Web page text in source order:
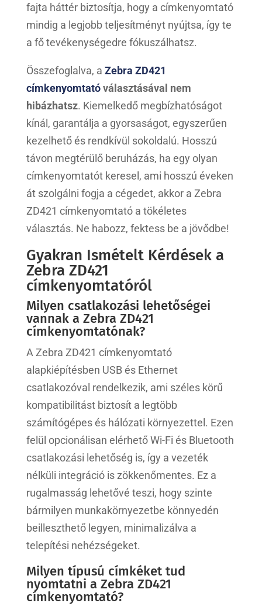
fajta háttér biztosítja, hogy a címkenyomtató
mindig a legjobb teljesítményt nyújtsa, így te
a fő tevékenységedre fókuszálhatsz.
Összefoglalva, a Zebra ZD421
címkenyomtatóválasztásával nem
hibázhatsz. Kiemelkedő megbízhatóságot
kínál, garantálja a gyorsaságot, egyszerűen
kezelhető és rendkívül sokoldalú. Hosszú
távon megtérülő beruházás, ha egy olyan
címkenyomtatót keresel, ami hosszú éveken
át szolgálni fogja a cégedet, akkor a Zebra
ZD421 címkenyomtató a tökéletes
választás. Ne habozz, fektess be a jövődbe!
Gyakran Ismételt Kérdések a
Zebra ZD421
címkenyomtatóról
Milyen csatlakozási lehetőségei
vannak a Zebra ZD421
címkenyomtatónak?
A Zebra ZD421 címkenyomtató
alapkiépítésben USB és Ethernet
csatlakozóval rendelkezik, ami széles körű
kompatibilitást biztosít a legtöbb
számítógépes és hálózati környezettel. Ezen
felül opcionálisan elérhető Wi-Fi és Bluetooth
csatlakozási lehetőség is, így a vezeték
nélküli integráció is zökkenőmentes. Ez a
rugalmasság lehetővé teszi, hogy szinte
bármilyen munkakörnyezetbe könnyedén
beilleszthető legyen, minimalizálva a
telepítési nehézségeket.
Milyen típusú címkéket tud
nyomtatni a Zebra ZD421
címkenyomtató?